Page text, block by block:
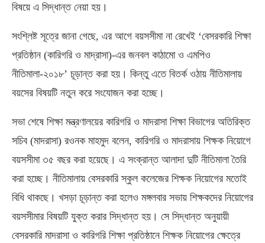
বিষয়ে এ সিদ্ধান্ত নেয়া হয়।
সংশ্লিষ্ট সূত্রে জানা গেছে, এর আগে বয়সসীমা না রেখেই ‘বেসরকারি শিক্ষা
প্রতিষ্ঠান (কারিগরি ও মাদ্রাসা)-এর জনবল কাঠামো ও এমপিও
নীতিমালা-২০১৮’ চূড়ান্ত করা হয়। কিন্তু এতে বিতর্ক ওঠায় নীতিমালায়
বয়সের বিষয়টি নতুন করে সংযোজন করা হচ্ছে।
সভা শেষে শিক্ষা মন্ত্রণালয়ের কারিগরি ও মাদরাসা শিক্ষা বিভাগের অতিরিক্ত
সচিব (মাদরাসা) রওনক মাহমুদ বলেন, কারিগরি ও মাদরাসায় শিক্ষক নিয়োগে
বয়সসীমা ৩৫ বছর করা হয়েছে। এ সংক্রান্ত আলাদা দুটি নীতিমালা তৈরি
করা হচ্ছে। নীতিমালায় বেসরকারি স্কুল কলেজের শিক্ষক নিয়োগের মতোই
বিধি থাকছে। খসড়া চূড়ান্ত করা হলেও মঙ্গলবার সভায় শিক্ষকদের নিয়োগের
বয়সসীমার বিষয়টি যুক্ত করার সিদ্ধান্ত হয়। সে সিদ্ধান্ত অনুয়ায়ী
বেসরকারি মাদরাসা ও কারিগরি শিক্ষা প্রতিষ্ঠানে শিক্ষক নিয়োগের ক্ষেত্রে